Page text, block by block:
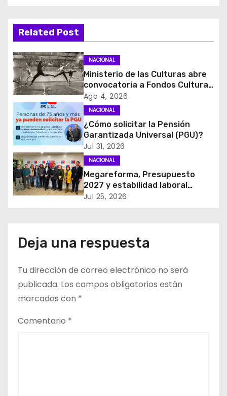
g
a
c
i
ó
n
d
e
e
t
a
d
a
Related Post
NACIONAL
Ministerio de las Culturas abre
convocatoria a Fondos Cultura
2027 con foco en
transparencia, innovación y
acceso ciudadano
Ago 4, 2026
NACIONAL
¿Cómo solicitar la Pensión
Garantizada Universal (PGU)?
Jul 31, 2026
NACIONAL
Megareforma, Presupuesto
2027 y estabilidad laboral
marcan reunión clave entre
Jul 25, 2026
Deja una respuesta
Tu dirección de correo electrónico no será
publicada. Los campos obligatorios están
marcados con *
Comentario *